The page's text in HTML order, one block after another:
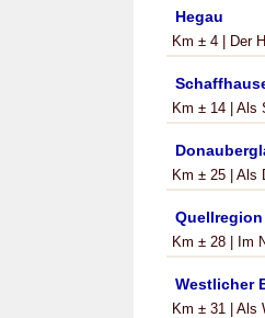
Hegau
Km ± 4 | Der
Km ± 14 | Als
Km ± 25 | Als
Quellregion
Km ± 28 | Im
Westlicher
Km ± 31 | Als